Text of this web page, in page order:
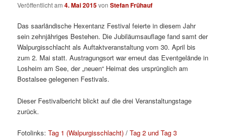
Veröffentlicht am4. Mai 2015vonStefan Frühauf
Das saarländische Hexentanz Festival feierte in diesem Jahr
sein zehnjähriges Bestehen. Die Jubiläumsauflage fand samt der
Walpurgisschlacht als Auftaktveranstaltung vom 30. April bis
zum 2. Mai statt. Austragungsort war erneut das Eventgelände in
Losheim am See, der „neuen“ Heimat des ursprünglich am
Bostalsee gelegenen Festivals.
Dieser Festivalbericht blickt auf die drei Veranstaltungstage
zurück.
Fotolinks:Tag 1 (Walpurgisschlacht) /Tag 2 und Tag 3